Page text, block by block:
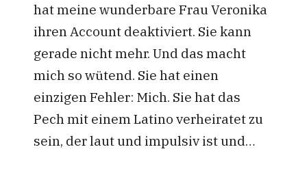
hat meine wunderbare Frau Veronika
ihren Account deaktiviert. Sie kann
gerade nicht mehr. Und das macht
mich so wütend. Sie hat einen
einzigen Fehler: Mich. Sie hat das
Pech mit einem Latino verheiratet zu
sein, der laut und impulsiv ist und…